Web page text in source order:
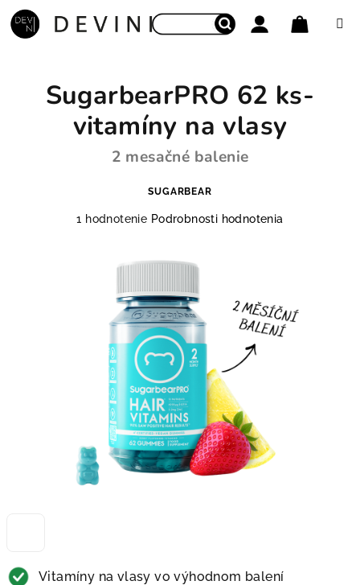
Prejsť na obsah
Vitamíny na vlasy vo výhodnom balení
SugarbearPRO 62 ks-
vitamíny na vlasy
2 mesačné balenie
SUGARBEAR
Priemerné hodnotenie produktu je 5,0 z 5
1 hodnotenie Podrobnosti hodnotenia